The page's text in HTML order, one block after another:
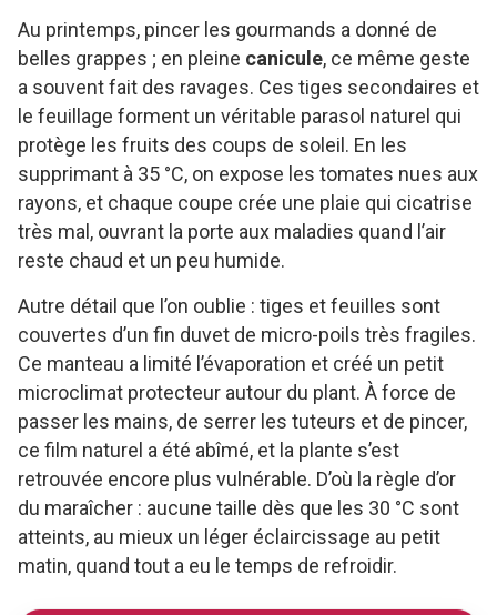
Au printemps, pincer les gourmands a donné de
belles grappes ; en pleine canicule, ce même geste
a souvent fait des ravages. Ces tiges secondaires et
le feuillage forment un véritable parasol naturel qui
protège les fruits des coups de soleil. En les
supprimant à 35 °C, on expose les tomates nues aux
rayons, et chaque coupe crée une plaie qui cicatrise
très mal, ouvrant la porte aux maladies quand l’air
reste chaud et un peu humide.
Autre détail que l’on oublie : tiges et feuilles sont
couvertes d’un fin duvet de micro-poils très fragiles.
Ce manteau a limité l’évaporation et créé un petit
microclimat protecteur autour du plant. À force de
passer les mains, de serrer les tuteurs et de pincer,
ce film naturel a été abîmé, et la plante s’est
retrouvée encore plus vulnérable. D’où la règle d’or
du maraîcher : aucune taille dès que les 30 °C sont
atteints, au mieux un léger éclaircissage au petit
matin, quand tout a eu le temps de refroidir.